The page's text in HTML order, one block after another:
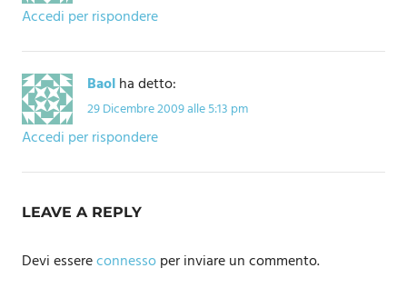
Accedi per rispondere
Baolha detto:
29 Dicembre 2009 alle 5:13 pm
Accedi per rispondere
LEAVE A REPLY
Devi essereconnessoper inviare un commento.